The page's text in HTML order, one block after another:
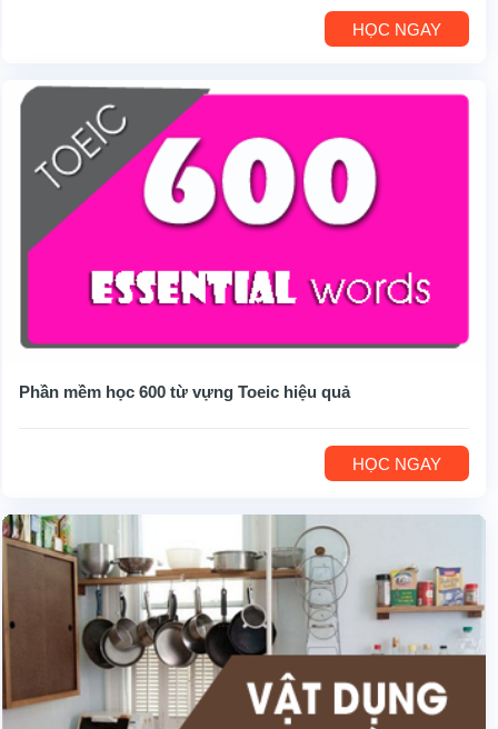
HỌC NGAY
Phần mềm học 600 từ vựng Toeic hiệu quả
HỌC NGAY